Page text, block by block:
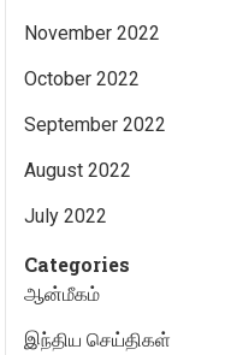
November 2022
October 2022
September 2022
August 2022
July 2022
Categories
ஆன்மீகம்
இந்திய செய்திகள்